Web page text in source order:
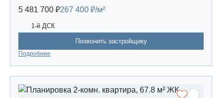
5 481 700 ₽267 400 ₽/м²
1-й ДСК
Позвонить застройщику
Подробнее